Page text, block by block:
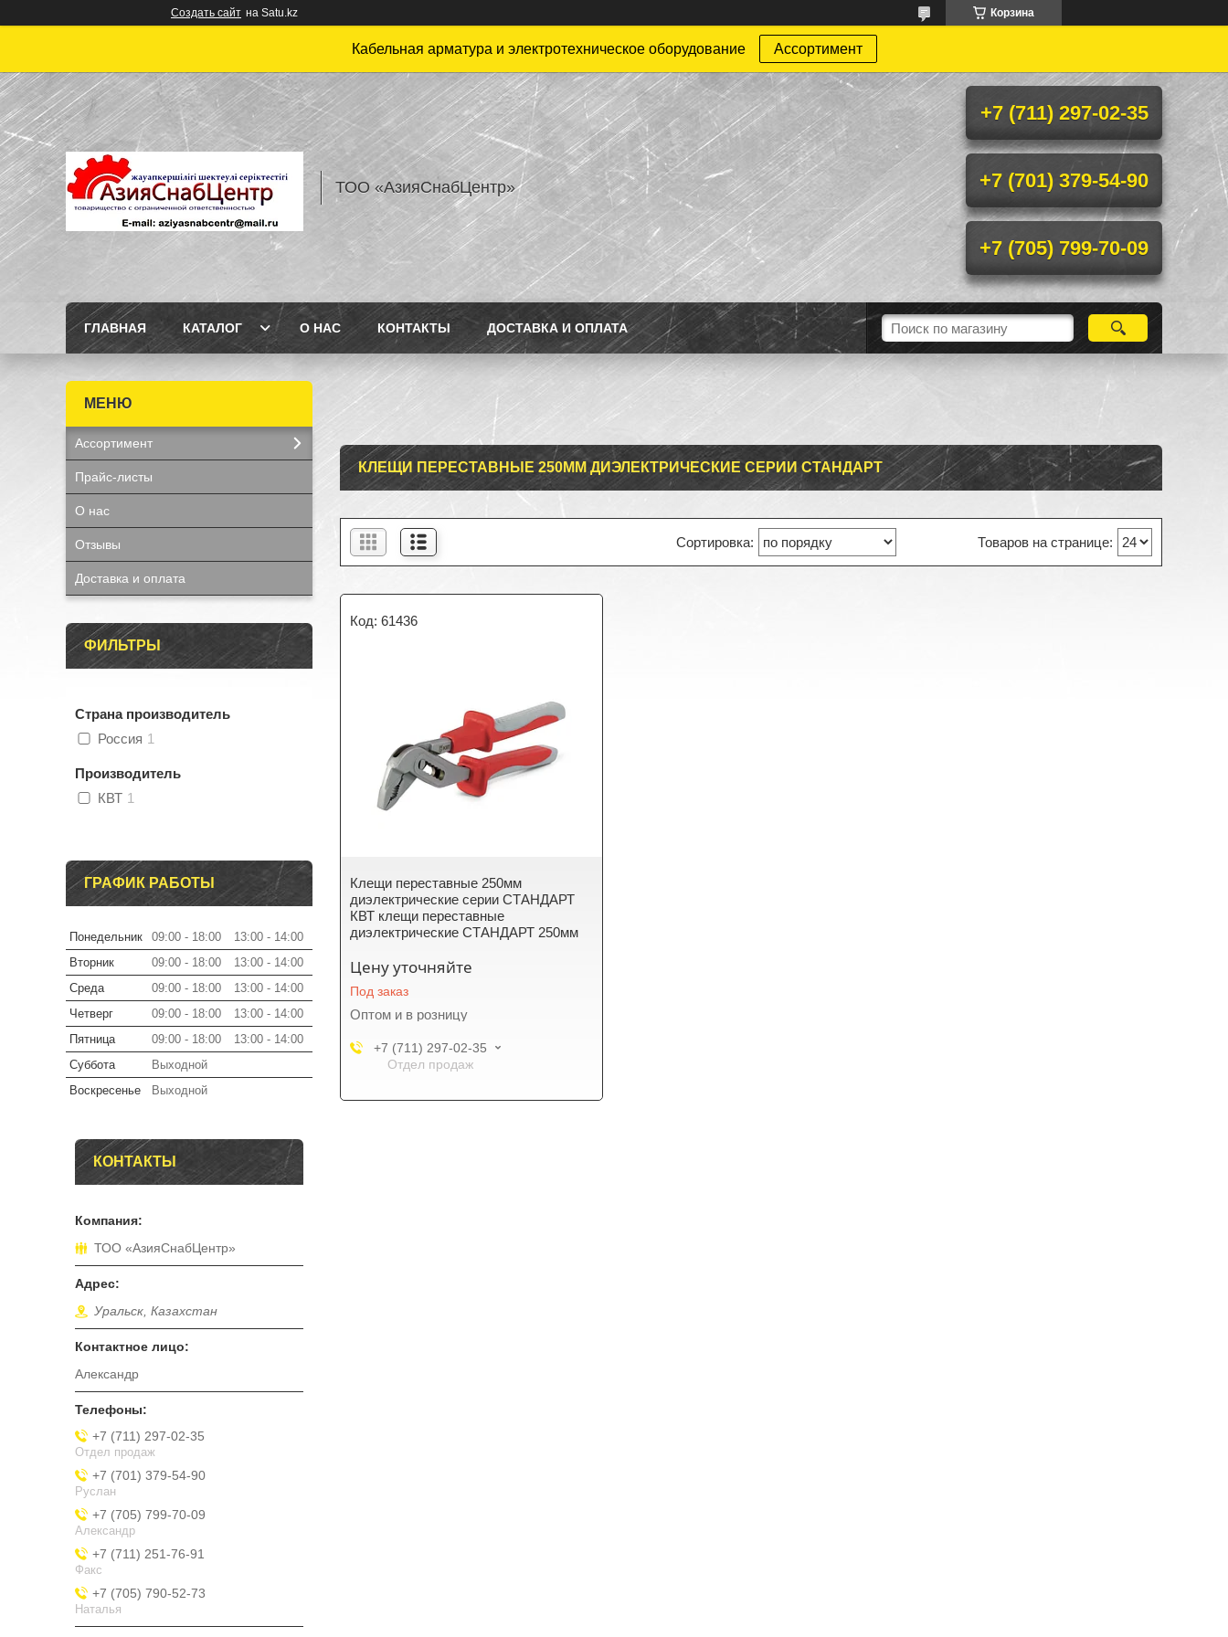
Создать сайт на Satu.kz Корзина
Кабельная арматура и электротехническое оборудование Ассортимент
ТОО «АзияСнабЦентр»
+7 (711) 297-02-35
+7 (701) 379-54-90
+7 (705) 799-70-09
ГЛАВНАЯ КАТАЛОГ О НАС КОНТАКТЫ ДОСТАВКА И ОПЛАТА
КЛЕЩИ ПЕРЕСТАВНЫЕ 250ММ ДИЭЛЕКТРИЧЕСКИЕ СЕРИИ СТАНДАРТ
61436
Клещи переставные 250мм
диэлектрические серии СТАНДАРТ
КВТ клещи переставные
диэлектрические СТАНДАРТ 250мм
Цену уточняйте
Под заказ
Оптом и в розницу
+7 (711) 297-02-35
Отдел продаж
Ассортимент
Прайс-листы
О нас
Отзывы
Доставка и оплата
ФИЛЬТРЫ
Страна производитель
Россия 1
Производитель
КВТ 1
ГРАФИК РАБОТЫ
Понедельник 09:00 18:00 13:00
14:00
Вторник
09:00 18:00 13:00
14:00
Среда
09:00 18:00 13:00
14:00
Четверг
09:00 18:00 13:00
14:00
Пятница
09:00 18:00 13:00
14:00
Суббота
Выходной
Воскресенье
Выходной
КОНТАКТЫ
ТОО «АзияСнабЦентр»
Уральск, Казахстан
Александр
+7 (711) 297-02-35
Отдел продаж
+7 (701) 379-54-90
Руслан
+7 (705) 799-70-09
Александр
+7 (711) 251-76-91
Факс
+7 (705) 790-52-73
Наталья